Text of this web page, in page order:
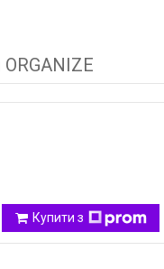
Купити з